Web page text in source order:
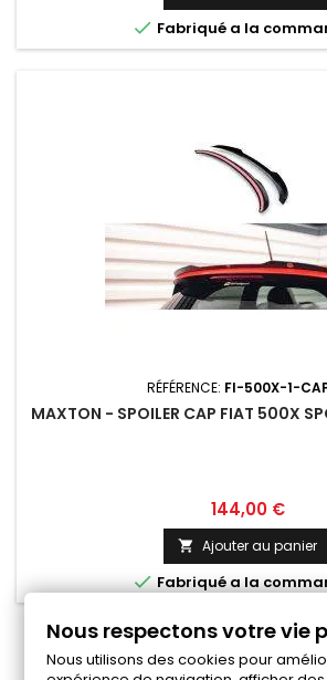
 Fabriqué a la
RÉFÉRENCE: FI-500X-1-
MAXTON - SPOILER CAP FIAT 500X
Prix
144,00 €
 Ajouter au panier
Fabriqué a la
Nous respectons votre vie
Nous utilisons des cookies pour